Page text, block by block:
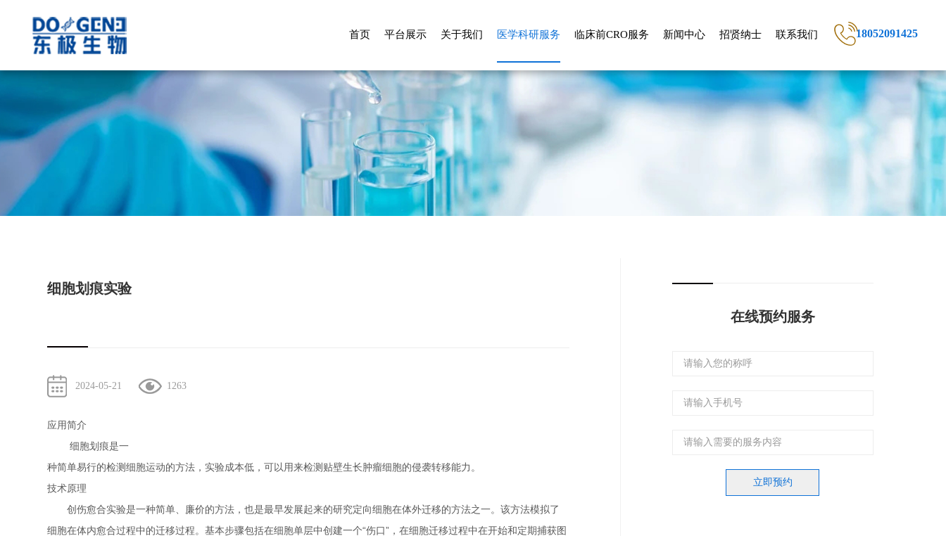
18052091425
首页 平台展示 关于我们 医学科研服务 临床前CRO服务 新闻中心 招贤纳士 联系我们
细胞划痕实验
2024-05-21 1263
应用简介
细胞划痕是一
种简单易行的检测细胞运动的方法，实验成本低，可以用来检测贴壁生长肿瘤细胞的侵袭转移能力。
技术原理
创伤愈合实验是一种简单、廉价的方法，也是最早发展起来的研究定向细胞在体外迁移的方法之一。该方法模拟了
细胞在体内愈合过程中的迁移过程。基本步骤包括在细胞单层中创建一个“伤口”，在细胞迁移过程中在开始和定期捕获图
在线预约服务